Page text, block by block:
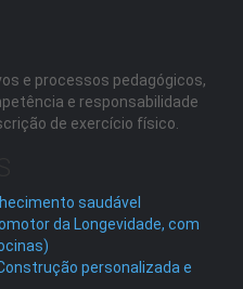
e processos pedagógicos,
e responsabilidade
de exercício físico.
saudável
da Longevidade, com
personalizada e